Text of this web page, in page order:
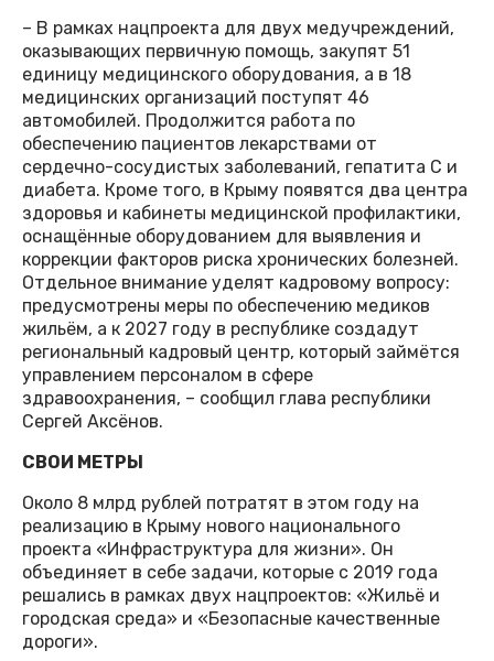
– В рамках нацпроекта для двух медучреждений,
оказывающих первичную помощь, закупят 51
единицу медицинского оборудования, а в 18
медицинских организаций поступят 46
автомобилей. Продолжится работа по
обеспечению пациентов лекарствами от
сердечно-сосудистых заболеваний, гепатита С и
диабета. Кроме того, в Крыму появятся два центра
здоровья и кабинеты медицинской профилактики,
оснащённые оборудованием для выявления и
коррекции факторов риска хронических болезней.
Отдельное внимание уделят кадровому вопросу:
предусмотрены меры по обеспечению медиков
жильём, а к 2027 году в республике создадут
региональный кадровый центр, который займётся
управлением персоналом в сфере
здравоохранения, – сообщил глава республики
Сергей Аксёнов.
СВОИ МЕТРЫ
Около 8 млрд рублей потратят в этом году на
реализацию в Крыму нового национального
проекта «Инфраструктура для жизни». Он
объединяет в себе задачи, которые с 2019 года
решались в рамках двух нацпроектов: «Жильё и
городская среда» и «Безопасные качественные
дороги».